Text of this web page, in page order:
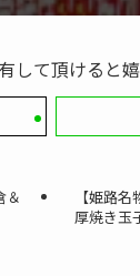
して頂けると
＆
【姫路
厚焼き玉